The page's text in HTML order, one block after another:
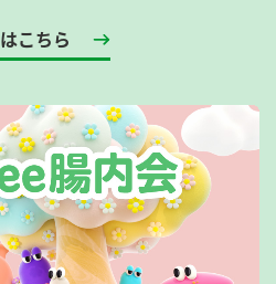
こちら